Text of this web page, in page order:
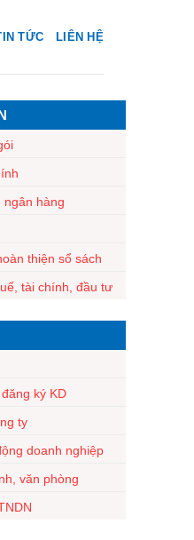
TỨC LIÊN HỆ
ngân hàng
thiện sổ sách
tài chính, đầu tư
ký KD
ty
doanh nghiệp
văn phòng